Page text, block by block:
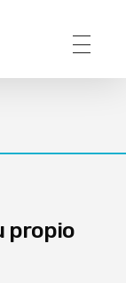
propio